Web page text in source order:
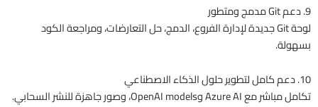
9. دعم Git مدمج ومتطور
لوحة Git جديدة لإدارة الفروع، الدمج، حل التعارضات، ومراجعة الكود
بسهولة.
10. دعم كامل لتطوير حلول الذكاء الاصطناعي
تكامل مباشر مع Azure AI وOpenAI models، وصور جاهزة للنشر السحابي.